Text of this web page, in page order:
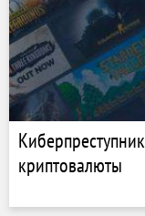
криптовалюты